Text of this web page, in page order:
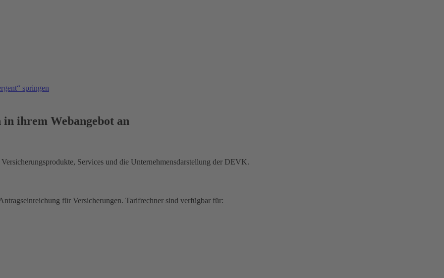
springen
ihrem Webangebot an
Services und die Unternehmensdarstellung der DEVK.
für Versicherungen. Tarifrechner sind verfügbar für: